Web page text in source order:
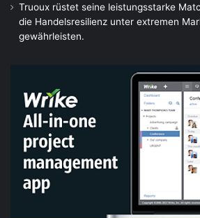
Truoux rüstet seine leistungsstarke
die Handelsresilienz unter extremen
gewährleisten.